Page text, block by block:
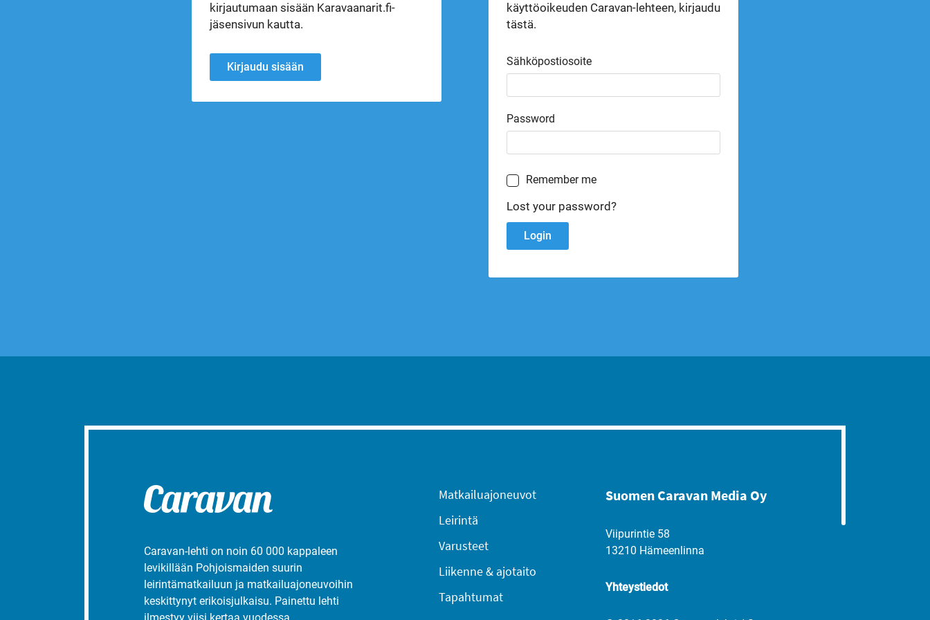
kirjautumaan sisään Karavaanarit.fi-
jäsensivun kautta.
Kirjaudu sisään
käyttöoikeuden Caravan-lehteen, kirjaudu
tästä.
Sähköpostiosoite
Password
Remember me
Lost your password?
Caravan-lehti on noin 60 000 kappaleen
levikillään Pohjoismaiden suurin
leirintämatkailuun ja matkailuajoneuvoihin
keskittynyt erikoisjulkaisu. Painettu lehti
ilmestyy viisi kertaa vuodessa.
Matkailuajoneuvot
Leirintä
Varusteet
Liikenne & ajotaito
Tapahtumat
Suomen Caravan Media Oy
Viipurintie 58
13210 Hämeenlinna
Yhteystiedot